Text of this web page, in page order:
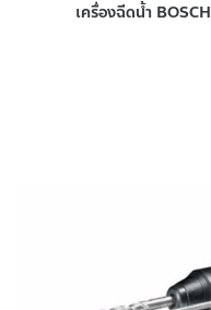
เครื่องฉีดน้ำ